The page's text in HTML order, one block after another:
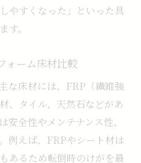
やすくなった」といった具
す。
ォーム床材比較
な床材には、FRP（繊維強
、タイル、天然石などがあ
安全性やメンテナンス性、
例えば、FRPやシート材は
あるため転倒時のけがを最